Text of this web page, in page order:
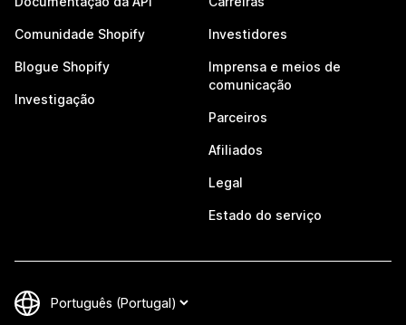
Comunidade Shopify
Blogue Shopify
Investigação
Investidores
Imprensa e meios de
comunicação
Parceiros
Afiliados
Legal
Estado do serviço